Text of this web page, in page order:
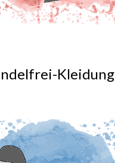
Kleidung